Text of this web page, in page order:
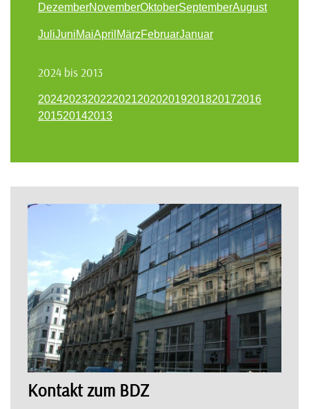
DezemberNovemberOktoberSeptemberAugust
JuliJuniMaiApril MärzFebruarJanuar
2024 bis 2013
202420232022202120202019201820172016
201520142013
Kontakt zum BDZ